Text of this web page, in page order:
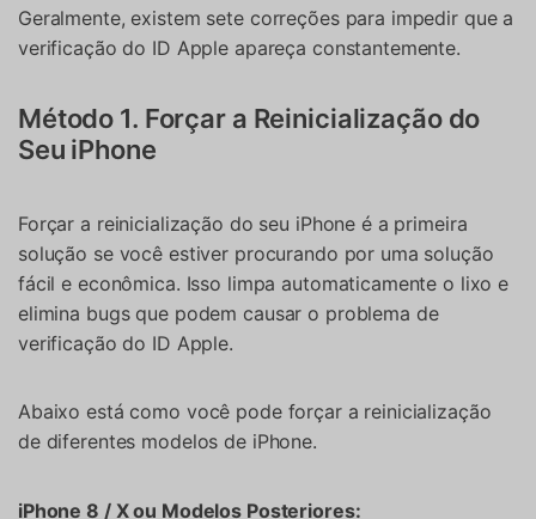
Geralmente, existem sete correções para impedir que a
verificação do ID Apple apareça constantemente.
Método 1. Forçar a Reinicialização do
Seu iPhone
Forçar a reinicialização do seu iPhone é a primeira
solução se você estiver procurando por uma solução
fácil e econômica. Isso limpa automaticamente o lixo e
elimina bugs que podem causar o problema de
verificação do ID Apple.
Abaixo está como você pode forçar a reinicialização
de diferentes modelos de iPhone.
iPhone 8 / X ou Modelos Posteriores: